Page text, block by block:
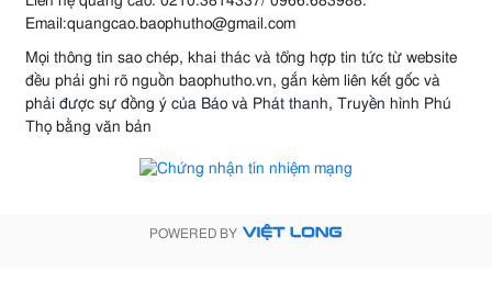
Email:quangcao.baophutho@gmail.com
Mọi thông tin sao chép, khai thác và tổng hợp tin tức từ website
đều phải ghi rõ nguồn baophutho.vn, gắn kèm liên kết gốc và
phải được sự đồng ý của Báo và Phát thanh, Truyền hình Phú
Thọ bằng văn bản
POWERED BY